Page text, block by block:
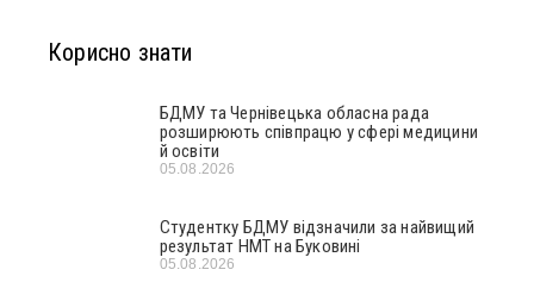
Корисно знати
БДМУ та Чернівецька обласна рада
розширюють співпрацю у сфері медицини
й освіти
05.08.2026
Студентку БДМУ відзначили за найвищий
результат НМТ на Буковині
05.08.2026